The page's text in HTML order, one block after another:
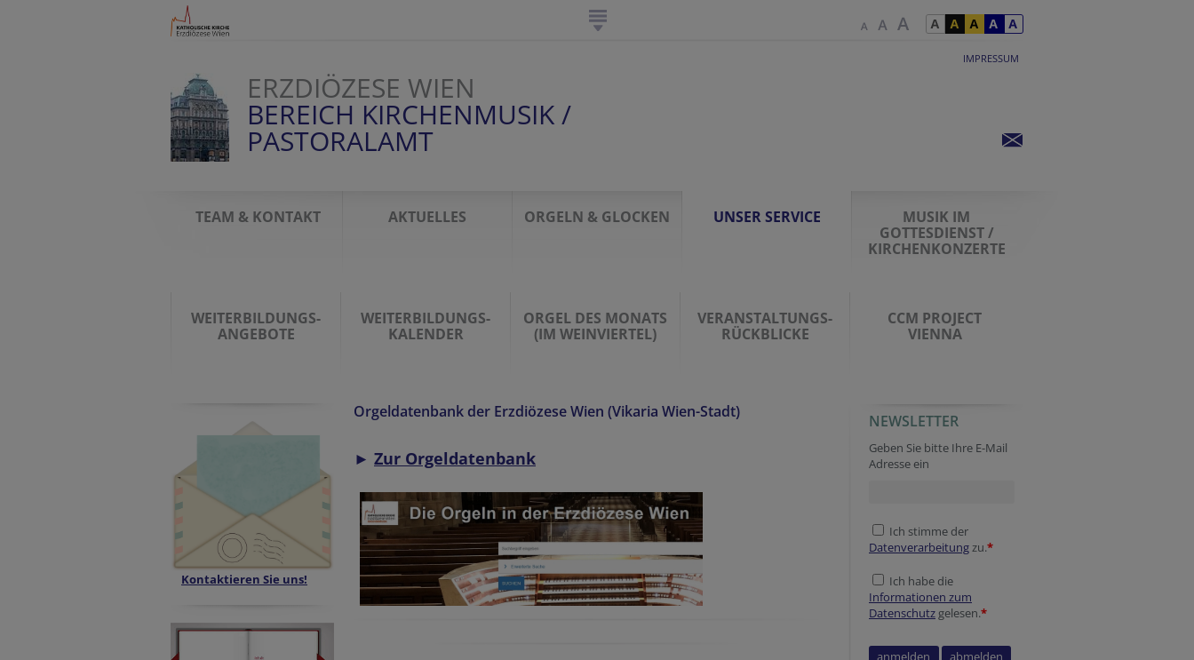
IMPRESSUM
ERZDIÖZESE WIEN
BEREICH KIRCHENMUSIK /
PASTORALAMT
TEAM & KONTAKT AKTUELLES ORGELN & GLOCKEN UNSER SERVICE
MUSIK IM
GOTTESDIENST /
KIRCHENKONZERTE
WEITERBILDUNGS-
ANGEBOTE
WEITERBILDUNGS-
KALENDER
ORGEL DES MONATS
(IM WEINVIERTEL)
VERANSTALTUNGS-
RÜCKBLICKE
CCM PROJECT
VIENNA
Kontaktieren Sie uns!
Orgeldatenbank der Erzdiözese Wien (Vikaria Wien-Stadt)
► Zur Orgeldatenbank
NEWSLETTER
Geben Sie bitte Ihre E-Mail
Adresse ein
Ich stimme der
Datenverarbeitungzu.*
Ich habe die
Informationen zum
Datenschutz gelesen.*